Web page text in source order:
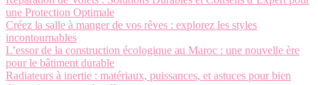
une Protection Optimale
Créez la salle à manger de vos rêves : explorez les styles
incontournables
L’essor de la construction écologique au Maroc : une nouvelle ère
pour le bâtiment durable
Radiateurs à inertie : matériaux, puissances, et astuces pour bien